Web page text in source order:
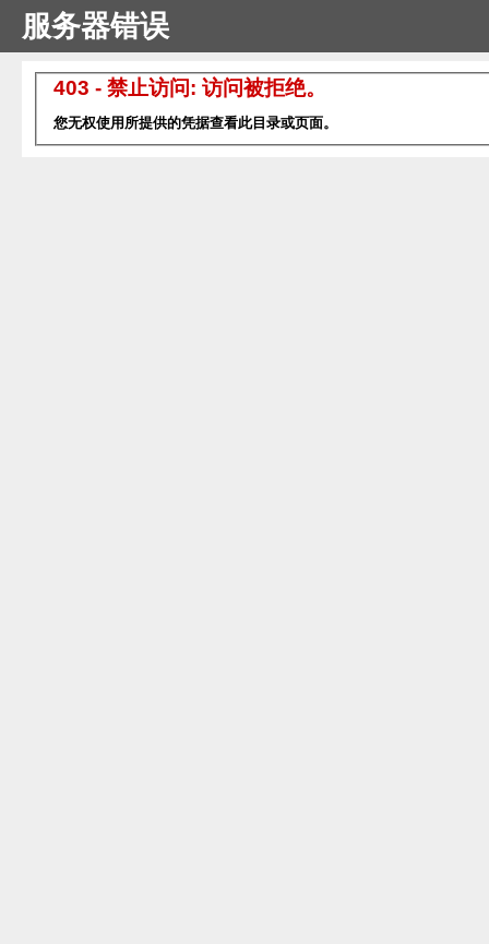
服务器错误
403 - 禁止访问: 访问被拒绝。
您无权使用所提供的凭据查看此目录或页面。